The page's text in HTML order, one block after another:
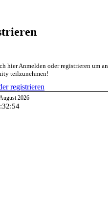
hier Anmelden oder registrieren um an
teilzunehmen!
registrieren
August 2026